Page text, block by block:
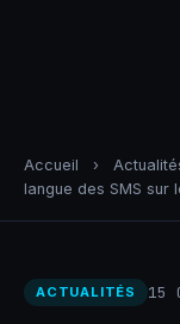
Accueil ›
langue des SMS sur
ACTUALITÉS 15